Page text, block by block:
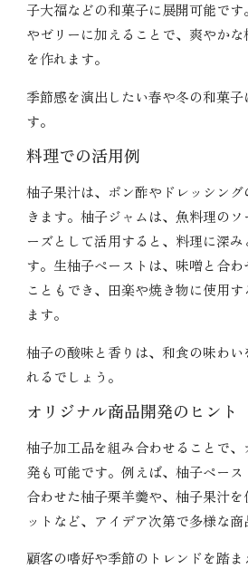
子大福などの和菓子に展開可能で
やゼリーに加えることで、爽やかな
を作れます。
季節感を演出したい春や冬の和菓
す。
料理での活用例
柚子果汁は、ポン酢やドレッシン
きます。柚子ジャムは、魚料理の
ーズとして活用すると、料理に深
す。生柚子ペーストは、味噌と合
こともでき、田楽や焼き物に使用
ます。
柚子の酸味と香りは、和食の味わい
れるでしょう。
オリジナル商品開発のヒント
柚子加工品を組み合わせることで
発も可能です。例えば、柚子ペース
合わせた柚子栗羊羹や、柚子果汁
ットなど、アイデア次第で多様な商
顧客の嗜好や季節のトレンドを踏